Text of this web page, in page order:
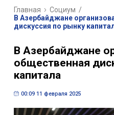
Главная Социум /
В Азербайджане
дискуссия по рынку
В Азербайджане
общественная
капитала
00:09 11 февраля 2025